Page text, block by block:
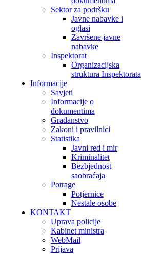
Sektor za podršku
Javne nabavke i
oglasi
Završene javne
nabavke
Inspektorat
Organizacijska
struktura Inspektorata
Informacije
Savjeti
Informacije o
dokumentima
Građanstvo
Zakoni i pravilnici
Statistika
Javni red i mir
Kriminalitet
Bezbjednost
saobraćaja
Potrage
Potjernice
Nestale osobe
KONTAKT
Uprava policije
Kabinet ministra
WebMail
Prijava